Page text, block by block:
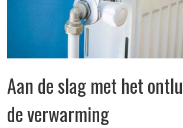
Aan de slag met het
de verwarming